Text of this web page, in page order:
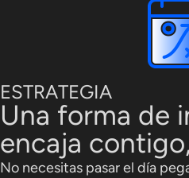
ESTRATEGIA
Una forma de
encaja
No necesitas pasar el día